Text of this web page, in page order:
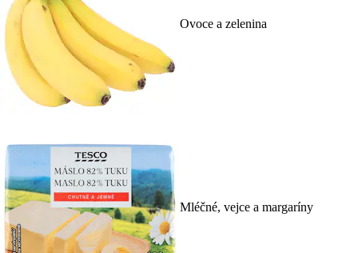
Ovoce a zelenina
Mléčné, vejce a margaríny